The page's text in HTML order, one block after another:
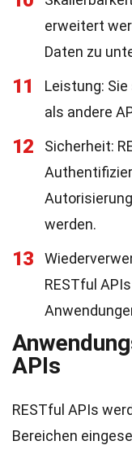
erweitert
Daten zu
11
Leistung:
als andere
12
Sicherheit:
werden.
13
RESTful
APIs
RESTful APIs
Bereichen